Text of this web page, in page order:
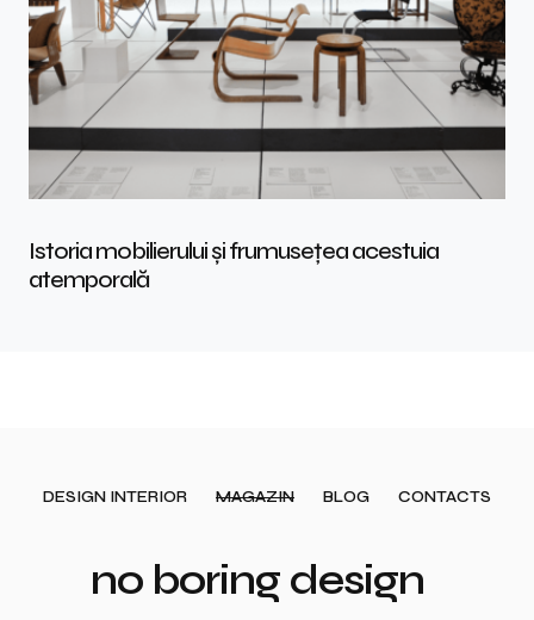
Istoria mobilierului și frumusețea acestuia
atemporală
DESIGN INTERIOR MAGAZIN BLOG CONTACTS
no boring design